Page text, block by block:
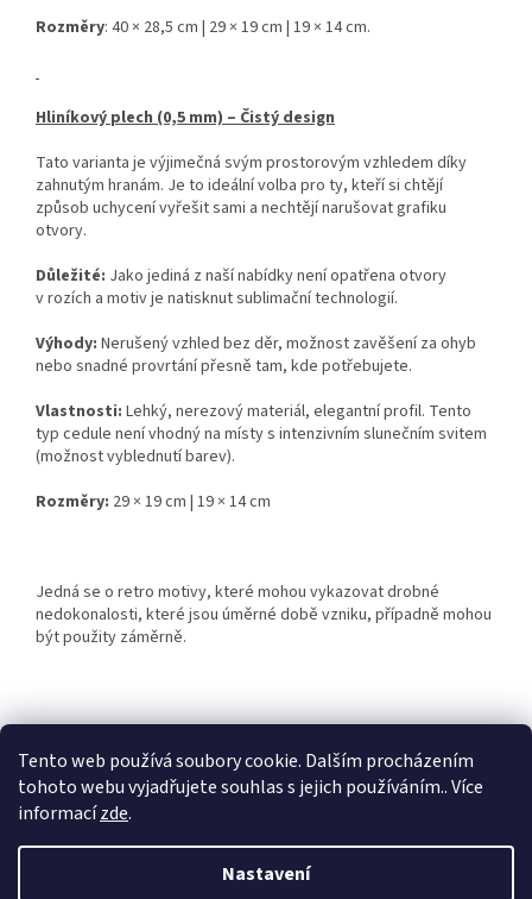
Tento web používá soubory cookie. Dalším procházením
tohoto webu vyjadřujete souhlas s jejich používáním.. Více
informacízde.
Nastavení
Rozměry: 40 × 28,5 cm | 29 × 19 cm | 19 × 14 cm.
Hliníkový plech (0,5 mm) – Čistý design
Tato varianta je výjimečná svým prostorovým vzhledem díky
zahnutým hranám. Je to ideální volba pro ty, kteří si chtějí
způsob uchycení vyřešit sami a nechtějí narušovat grafiku
otvory.
Důležité: Jako jediná z naší nabídky není opatřena otvory
v rozích a motiv je natisknut sublimační technologií.
Výhody: Nerušený vzhled bez děr, možnost zavěšení za ohyb
nebo snadné provrtání přesně tam, kde potřebujete.
Vlastnosti: Lehký, nerezový materiál, elegantní profil. Tento
typ cedule není vhodný na místy s intenzivním slunečním svitem
(možnost vyblednutí barev).
Rozměry: 29 × 19 cm | 19 × 14 cm
Jedná se o retro motivy, které mohou vykazovat drobné
nedokonalosti, které jsou úměrné době vzniku, případně mohou
být použity záměrně.
Z
Retro-Darky.cz Krowki.cz
Vytvořil Shoptet